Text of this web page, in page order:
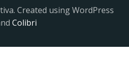
Created using WordPress
Colibri